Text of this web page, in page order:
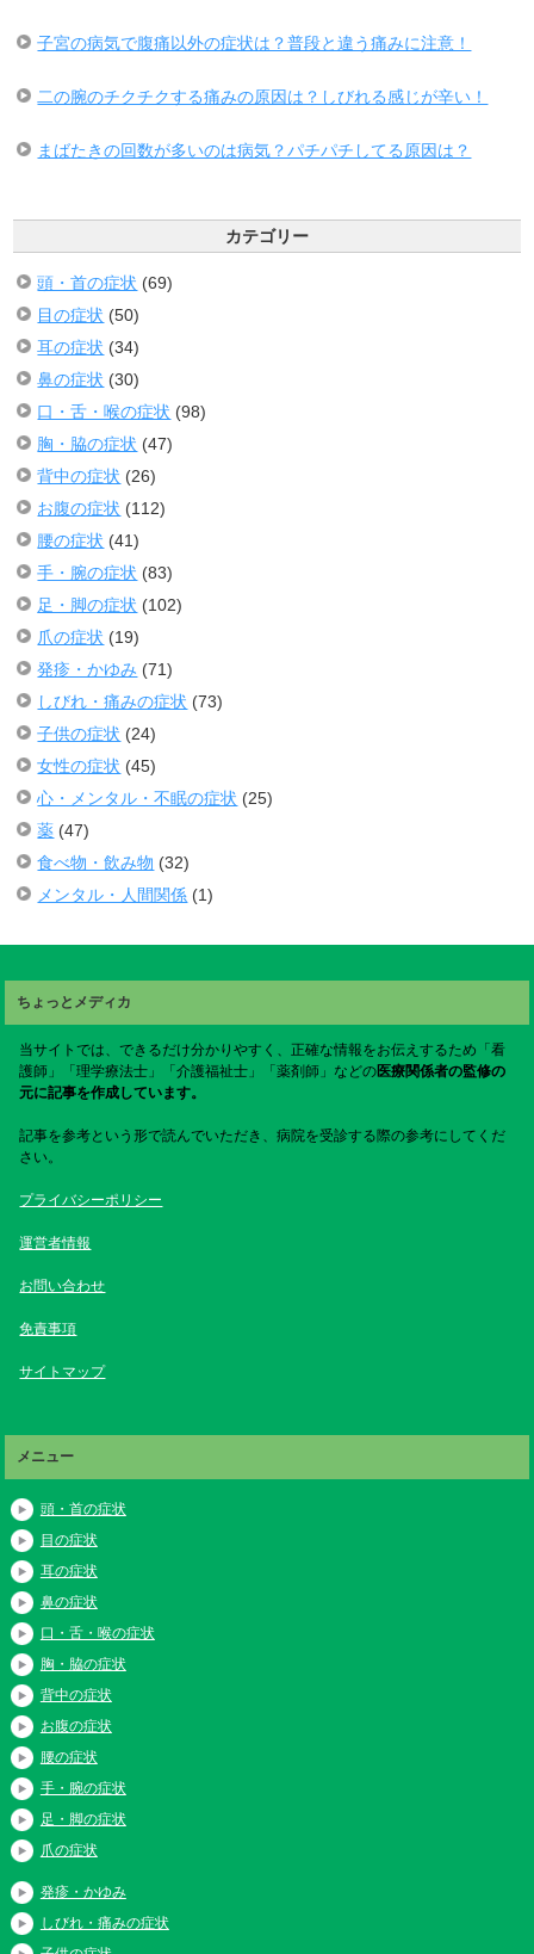
子宮の病気で腹痛以外の症状は？普段と違う痛みに注意！
二の腕のチクチクする痛みの原因は？しびれる感じが辛い！
まばたきの回数が多いのは病気？パチパチしてる原因は？
カテゴリー
頭・首の症状 (69)
目の症状 (50)
耳の症状 (34)
鼻の症状 (30)
口・舌・喉の症状 (98)
胸・脇の症状 (47)
背中の症状 (26)
お腹の症状 (112)
腰の症状 (41)
手・腕の症状 (83)
足・脚の症状 (102)
爪の症状 (19)
発疹・かゆみ (71)
しびれ・痛みの症状 (73)
子供の症状 (24)
女性の症状 (45)
心・メンタル・不眠の症状 (25)
薬 (47)
食べ物・飲み物 (32)
メンタル・人間関係 (1)
ちょっとメディカ
当サイトでは、できるだけ分かりやすく、正確な情報をお伝えするため「看
護師」「理学療法士」「介護福祉士」「薬剤師」などの医療関係者の監修の
元に記事を作成しています。
記事を参考という形で読んでいただき、病院を受診する際の参考にしてくだ
さい。
プライバシーポリシー
運営者情報
お問い合わせ
免責事項
サイトマップ
メニュー
頭・首の症状
目の症状
耳の症状
鼻の症状
口・舌・喉の症状
胸・脇の症状
背中の症状
お腹の症状
腰の症状
手・腕の症状
足・脚の症状
爪の症状
発疹・かゆみ
しびれ・痛みの症状